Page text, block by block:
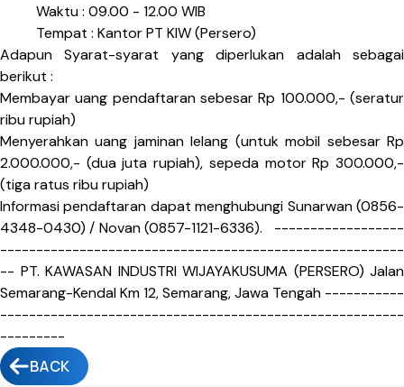
Waktu : 09.00 - 12.00 WIB
Tempat : Kantor PT KIW (Persero)
Adapun Syarat-syarat yang diperlukan adalah sebagai
berikut :
Membayar uang pendaftaran sebesar Rp 100.000,- (seratur
ribu rupiah)
Menyerahkan uang jaminan lelang (untuk mobil sebesar Rp
2.000.000,- (dua juta rupiah), sepeda motor Rp 300.000,-
(tiga ratus ribu rupiah)
Informasi pendaftaran dapat menghubungi Sunarwan (0856-
4348-0430) / Novan (0857-1121-6336). ------------------
--------------------------------------------------------
-- PT. KAWASAN INDUSTRI WIJAYAKUSUMA (PERSERO) Jalan
Semarang-Kendal Km 12, Semarang, Jawa Tengah -----------
--------------------------------------------------------
---------
BACK